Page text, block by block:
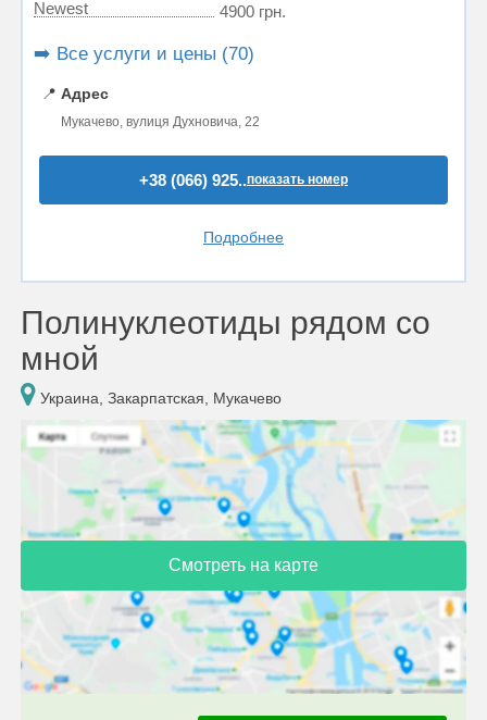
Newest 4900 грн.
➡️ Все услуги и цены (70)
📍 Адрес
Мукачево, вулиця Духновича, 22
+38 (066) 925..показать номер
Подробнее
Полинуклеотиды рядом со
мной
Украина, Закарпатская, Мукачево
Смотреть на карте